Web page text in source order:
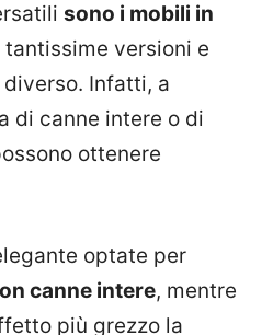
sono i mobili in
tantissime versioni e
Infatti, a
di canne intere o di
ottenere
optate per
canne intere, mentre
più grezzo la